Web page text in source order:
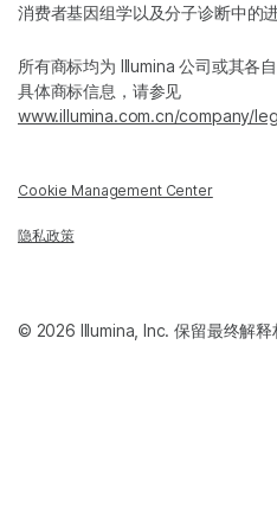
消费者基因组学以及分子诊断中的进
所有商标均为 Illumina 公司或其各自
具体商标信息，请参见
www.illumina.com.cn/company/
Cookie Management Center
隐私政策
© 2026 Illumina, Inc. 保留最终解释